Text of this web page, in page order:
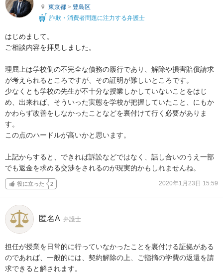
東京都 > 豊島区
詐欺・消費者問題に注力する弁護士
はじめまして。
ご相談内容を拝見しました。
理屈上は学校側の不完全な債務の履行であり、解除や損害賠償請求
が考えられるところですが、その証明が難しいところです。
少なくとも学校の先生が不十分な授業しかしていないことをはじ
め、出来れば、そういった実態を学校が把握していたこと、にもか
かわらず改善をしなかったことなどを裏付けて行く必要がありま
す。
この点のハードルが高いかと思います。
上記からすると、できれば訴訟などではなく、話し合いのうえ一部
でも返金を求める交渉をされるのが現実的かもしれませんね。
役に立った 2 2020年1月23日 15:59
匿名A 弁護士
担任が授業を日常的に行っていなかったことを裏付ける証拠がある
のであれば、一般的には、契約解除の上、ご指摘の学費の返還を請
求できると解されます。